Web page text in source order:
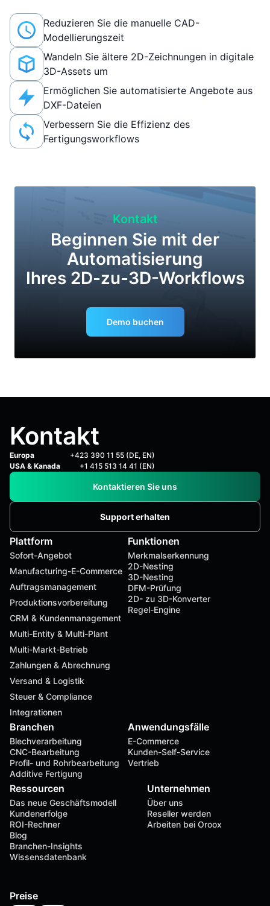
Reduzieren Sie die manuelle CAD-
Modellierungszeit
Wandeln Sie ältere 2D-Zeichnungen in digitale
3D-Assets um
Ermöglichen Sie automatisierte Angebote aus
DXF-Dateien
Verbessern Sie die Effizienz des
Fertigungsworkflows
Kontakt
Beginnen Sie mit der
Automatisierung
Ihres 2D-zu-3D-Workflows
Demo buchen
Plattform
Sofort-Angebot
Manufacturing-E-Commerce
Auftragsmanagement
Produktionsvorbereitung
CRM & Kundenmanagement
Multi-Entity & Multi-Plant
Multi-Markt-Betrieb
Zahlungen & Abrechnung
Versand & Logistik
Steuer & Compliance
Integrationen
Funktionen
Merkmalserkennung
2D-Nesting
3D-Nesting
DFM-Prüfung
2D- zu 3D-Konverter
Regel-Engine
Branchen
Blechverarbeitung
CNC-Bearbeitung
Profil- und Rohrbearbeitung
Additive Fertigung
Anwendungsfälle
E-Commerce
Kunden-Self-Service
Vertrieb
Kontakt
Europa
+423 390 11 55 (DE, EN)
USA & Kanada
+1 415 513 14 41 (EN)
Preise
Ressourcen
Das neue Geschäftsmodell
Kundenerfolge
ROI-Rechner
Blog
Branchen-Insights
Wissensdatenbank
Unternehmen
Über uns
Reseller werden
Arbeiten bei Oroox
Kontaktieren Sie uns
Support erhalten